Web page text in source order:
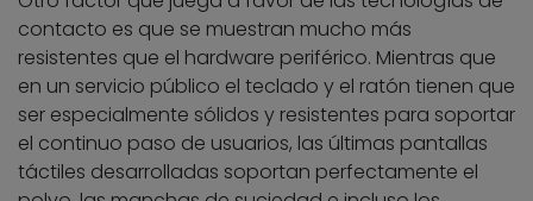
contacto es que se muestran mucho más
resistentes que el hardware periférico. Mientras que
en un servicio público el teclado y el ratón tienen que
ser especialmente sólidos y resistentes para soportar
el continuo paso de usuarios, las últimas pantallas
táctiles desarrolladas soportan perfectamente el